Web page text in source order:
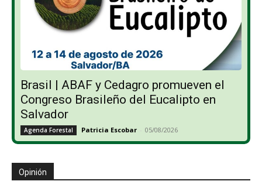
Brasil | ABAF y Cedagro promueven el
Congreso Brasileño del Eucalipto en
Salvador
Agenda Forestal Patricia Escobar - 05/08/2026
Opinión